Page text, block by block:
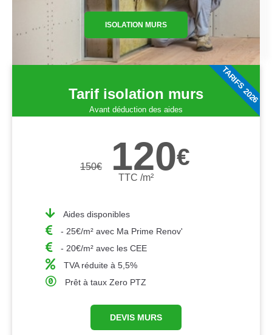
ISOLATION MURS
Tarif isolation murs
Avant déduction des aides
150€ 120€
TTC /m²
Aides disponibles
- 25€/m² avec Ma Prime Renov'
- 20€/m² avec les CEE
TVA réduite à 5,5%
Prêt à taux Zero PTZ
DEVIS MURS
TARIFS 2026